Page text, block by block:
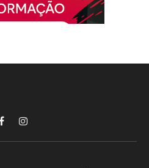
FacebookInstagram